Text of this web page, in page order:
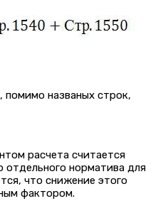
помимо названых строк,
расчета считается
отдельного норматива для
что снижение этого
фактором.